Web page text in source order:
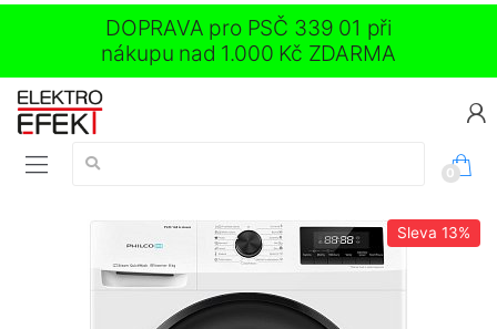
DOPRAVA pro PSČ 339 01 při
nákupu nad 1.000 Kč ZDARMA
Vyhledávání:
0
Sleva 13%